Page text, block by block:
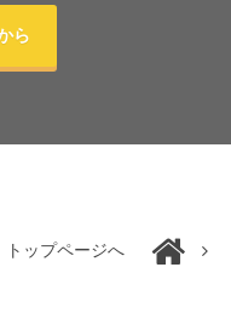
ら
トップページへ